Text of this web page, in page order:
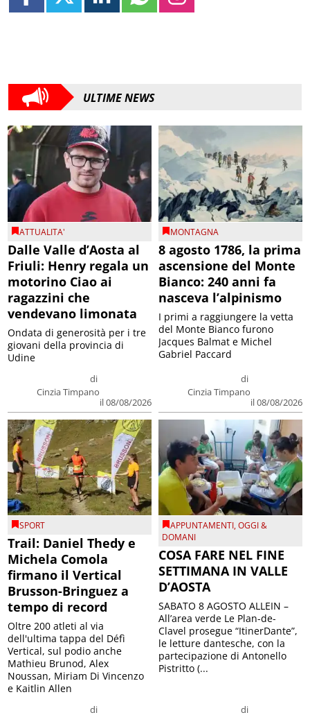
ULTIME NEWS
ATTUALITA'
Dalle Valle d’Aosta al
Friuli: Henry regala un
motorino Ciao ai
ragazzini che
vendevano limonata
di
Cinzia Timpano
il 08/08/2026
Ondata di generosità per i tre
giovani della provincia di
Udine
MONTAGNA
8 agosto 1786, la prima
ascensione del Monte
Bianco: 240 anni fa
nasceva l’alpinismo
di
Cinzia Timpano
il 08/08/2026
I primi a raggiungere la vetta
del Monte Bianco furono
Jacques Balmat e Michel
Gabriel Paccard
SPORT
Trail: Daniel Thedy e
Michela Comola
firmano il Vertical
Brusson-Bringuez a
tempo di record
di
Oltre 200 atleti al via
dell'ultima tappa del Défì
Vertical, sul podio anche
Mathieu Brunod, Alex
Noussan, Miriam Di Vincenzo
e Kaitlin Allen
APPUNTAMENTI,OGGI &
DOMANI
COSA FARE NEL FINE
SETTIMANA IN VALLE
D’AOSTA
di
SABATO 8 AGOSTO ALLEIN –
All’area verde Le Plan-de-
Clavel prosegue “ItinerDante”,
le letture dantesche, con la
partecipazione di Antonello
Pistritto (...